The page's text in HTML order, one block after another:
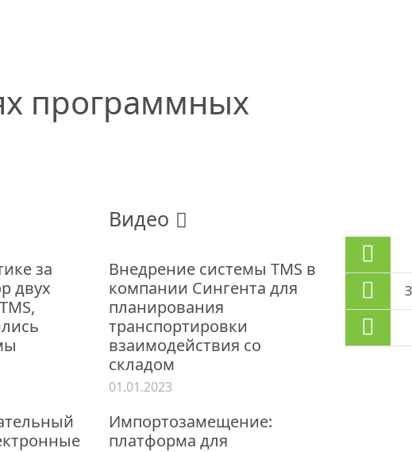
программных
за
двух
Видео
Внедрение системы TMS в
компании Сингента для
планирования
транспортировки
взаимодействия со
складом
01.01.2023
Импортозамещение:
платформа для